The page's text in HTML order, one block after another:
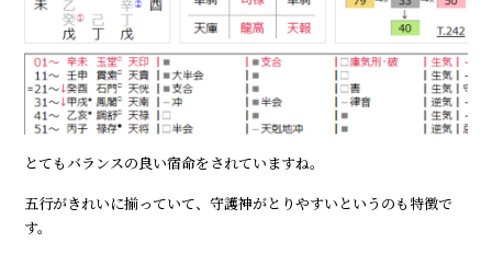
とてもバランスの良い宿命をされていますね。
五行がきれいに揃っていて、守護神がとりやすいというのも特徴で
す。